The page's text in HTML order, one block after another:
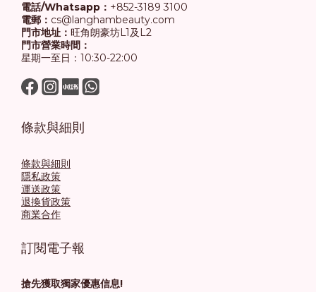
電話/Whatsapp： +852-3189 3100
電郵： cs@langhambeauty.com
門市地址： 旺角朗豪坊L1及L2
門市營業時間：
星期一至日：10:30-22:00
條款與細則
條款與細則
隱私政策
運送政策
退換貨政策
商業合作
訂閱電子報
搶先獲取獨家優惠信息!